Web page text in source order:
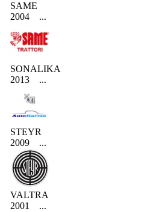
SAME
2004
...
SONALIKA
2013
...
STEYR
2009
...
VALTRA
2001
...